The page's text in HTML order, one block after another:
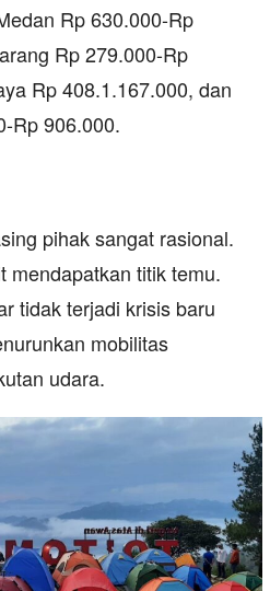
Rp 630.000-Rp
Rp 279.000-Rp
Rp 408.1.167.000, dan
Rp 906.000.
pihak sangat rasional.
mendapatkan titik temu.
tidak terjadi krisis baru
mobilitas
udara.